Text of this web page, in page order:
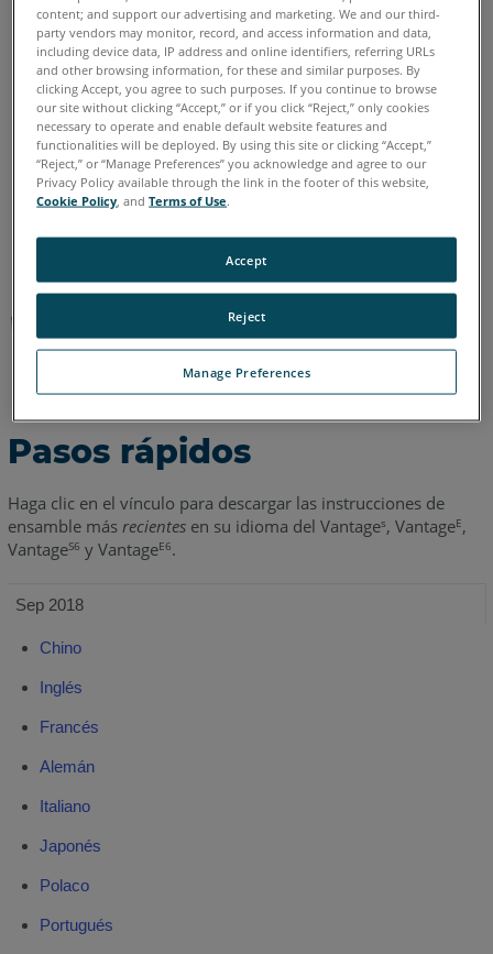
Alemán Chino Coreano Español Francés Inglés
Italiano Japonés Portugués
Pasos rápidos
Haga clic en el vínculo para descargar las instrucciones de
ensamble más recientesen su idioma del Vantages, VantageE,
VantageS6 y VantageE6.
Sep 2018
Chino
Inglés
Francés
Alemán
Italiano
Japonés
Polaco
Portugués
content; and support our advertising and marketing. We and our third-
party vendors may monitor, record, and access information and data,
including device data, IP address and online identifiers, referring URLs
and other browsing information, for these and similar purposes. By
clicking Accept, you agree to such purposes. If you continue to browse
our site without clicking “Accept,” or if you click “Reject,” only cookies
necessary to operate and enable default website features and
functionalities will be deployed. By using this site or clicking “Accept,”
“Reject,” or “Manage Preferences” you acknowledge and agree to our
Privacy Policy available through the link in the footer of this website,
Cookie Policy , andTerms of Use.
Manage Preferences
Reject
Accept